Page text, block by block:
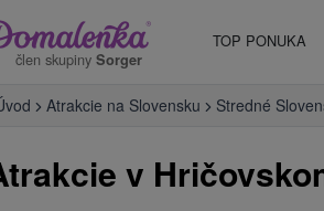
člen skupiny Sorger
TOP PONUKA
Atrakcie na Slovensku Stredné
v